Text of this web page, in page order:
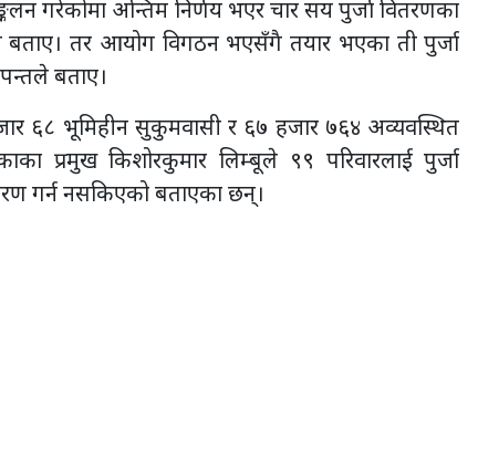
गरेकोमा अन्तिम निर्णय भएर चार सय पुर्जा वितरणका
बताए। तर आयोग विगठन भएसँगै तयार भएका ती पुर्जा
बताए।
६८ भूमिहीन सुकुमवासी र ६७ हजार ७६४ अव्यवस्थित
प्रमुख किशोरकुमार लिम्बूले ९९ परिवारलाई पुर्जा
गर्न नसकिएको बताएका छन्।